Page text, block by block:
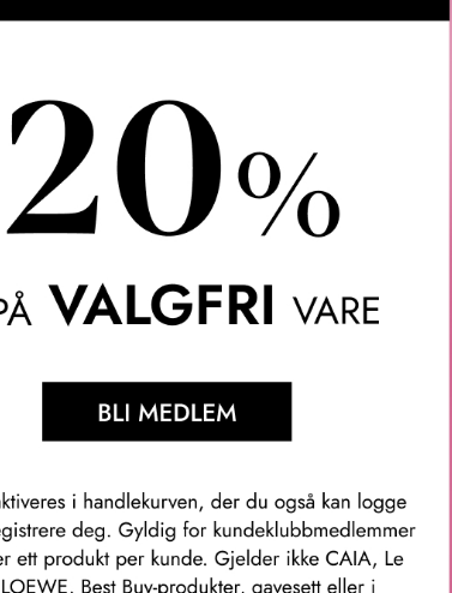
Verifisert kunde
Topp
Ledige stillinger